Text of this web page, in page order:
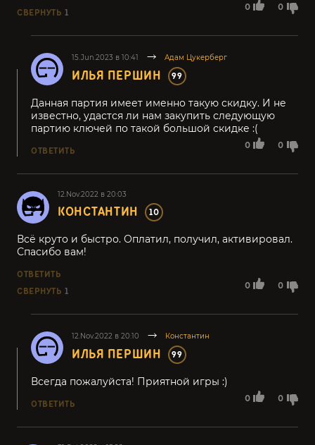
0 0
СВЕРНУТЬ 1
15.Jun.2023 в 10:41 Адам Цукерберг
ИЛЬЯ ПЕРШИН 99
0 0
Данная партия имеет именно такую скидку. И не
известно, удастся ли нам закупить следующую
партию ключей по такой большой скидке :(
ОТВЕТИТЬ
12.Nov.2022 в 20:03
КОНСТАНТИН 10
0 0
Всё круто и быстро. Оплатил, получил, активировал.
Спасибо вам!
ОТВЕТИТЬ
СВЕРНУТЬ 1
12.Nov.2022 в 20:10 Константин
ИЛЬЯ ПЕРШИН 99
0 0
Всегда пожалуйста! Приятной игры :)
ОТВЕТИТЬ